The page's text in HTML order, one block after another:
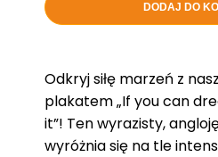
DODAJ DO
Odkryj siłę marzeń z
plakatem „If you can
it”! Ten wyrazisty,
wyróżnia się na tle